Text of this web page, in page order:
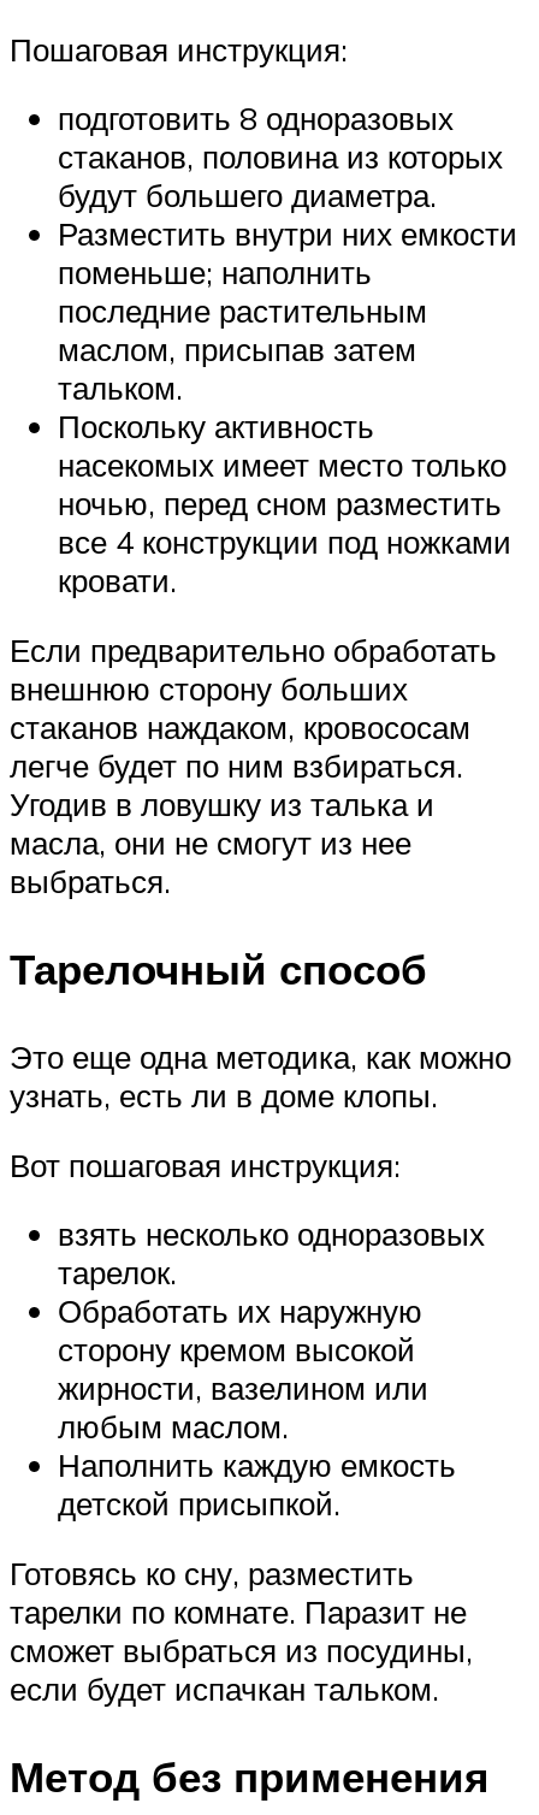
Пошаговая инструкция:
подготовить 8 одноразовых
стаканов, половина из которых
будут большего диаметра.
Разместить внутри них емкости
поменьше; наполнить
последние растительным
маслом, присыпав затем
тальком.
Поскольку активность
насекомых имеет место только
ночью, перед сном разместить
все 4 конструкции под ножками
кровати.
Если предварительно обработать
внешнюю сторону больших
стаканов наждаком, кровососам
легче будет по ним взбираться.
Угодив в ловушку из талька и
масла, они не смогут из нее
выбраться.
Тарелочный способ
Это еще одна методика, как можно
узнать, есть ли в доме клопы.
Вот пошаговая инструкция:
взять несколько одноразовых
тарелок.
Обработать их наружную
сторону кремом высокой
жирности, вазелином или
любым маслом.
Наполнить каждую емкость
детской присыпкой.
Готовясь ко сну, разместить
тарелки по комнате. Паразит не
сможет выбраться из посудины,
если будет испачкан тальком.
Метод без применения